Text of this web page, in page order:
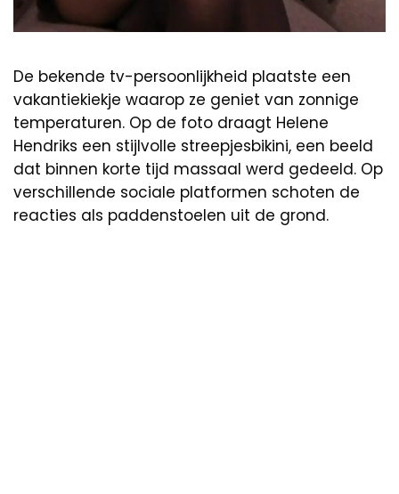
De bekende tv-persoonlijkheid plaatste een
vakantiekiekje waarop ze geniet van zonnige
temperaturen. Op de foto draagt Helene
Hendriks een stijlvolle streepjesbikini, een beeld
dat binnen korte tijd massaal werd gedeeld. Op
verschillende sociale platformen schoten de
reacties als paddenstoelen uit de grond.